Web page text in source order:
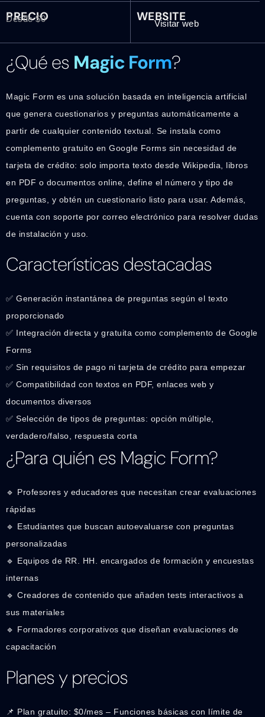
PRECIO
Desde $0 WEBSITE
Visitar web
¿Qué es Magic Form?
Magic Form es una solución basada en inteligencia artificial
que genera cuestionarios y preguntas automáticamente a
partir de cualquier contenido textual. Se instala como
complemento gratuito en Google Forms sin necesidad de
tarjeta de crédito: solo importa texto desde Wikipedia, libros
en PDF o documentos online, define el número y tipo de
preguntas, y obtén un cuestionario listo para usar. Además,
cuenta con soporte por correo electrónico para resolver dudas
de instalación y uso.
Características destacadas
✅ Generación instantánea de preguntas según el texto
proporcionado
✅ Integración directa y gratuita como complemento de Google
Forms
✅ Sin requisitos de pago ni tarjeta de crédito para empezar
✅ Compatibilidad con textos en PDF, enlaces web y
documentos diversos
✅ Selección de tipos de preguntas: opción múltiple,
verdadero/falso, respuesta corta
¿Para quién es Magic Form?
🔹 Profesores y educadores que necesitan crear evaluaciones
rápidas
🔹 Estudiantes que buscan autoevaluarse con preguntas
personalizadas
🔹 Equipos de RR. HH. encargados de formación y encuestas
internas
🔹 Creadores de contenido que añaden tests interactivos a
sus materiales
🔹 Formadores corporativos que diseñan evaluaciones de
capacitación
Planes y precios
📌 Plan gratuito: $0/mes – Funciones básicas con límite de